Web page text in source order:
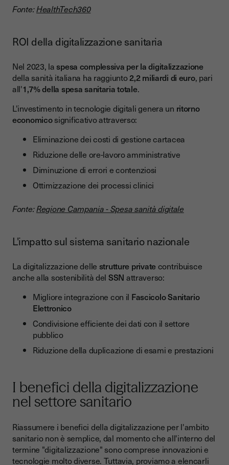
Fonte:HealthTech360
ROI della digitalizzazione sanitaria
Nel 2023, laspesa complessiva per la digitalizzazione
della sanità italiana ha raggiunto2,2 miliardi di euro, pari
all'1,7% della spesa sanitaria totale.
L'investimento in tecnologie digitali genera un ritorno
economicosignificativo attraverso:
Eliminazione dei costi di gestione cartacea
Riduzione delle ore-lavoro amministrative
Diminuzione di errori e contenziosi
Ottimizzazione dei processi clinici
Fonte:Regione Campania - Spesa sanità digitale
L'impatto sul sistema sanitario nazionale
La digitalizzazione delle strutture privatecontribuisce
anche alla sostenibilità del SSN attraverso:
Migliore integrazione con il Fascicolo Sanitario
Elettronico
Condivisione efficiente dei dati con il settore
pubblico
Riduzione della duplicazione di esami e prestazioni
I benefici della digitalizzazione
nel settore sanitario
Riassumere i benefici della digitalizzazione per l'ambito
sanitario non è semplice, dal momento che all'interno del
termine "digitalizzazione" sono comprese innovazioni e
tecnologie molto diverse. Tuttavia, proviamo a elencarli